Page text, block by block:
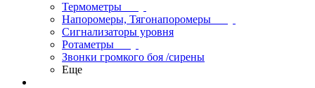
Термометры
Напоромеры, Тягонапоромеры
Сигнализаторы уровня
Ротаметры
Звонки громкого боя /сирены
Еще